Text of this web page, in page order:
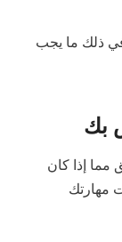
في ذلك ما يجب
مما إذا كان
مهارتك